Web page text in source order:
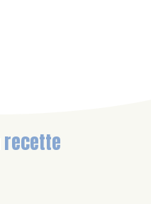
recette